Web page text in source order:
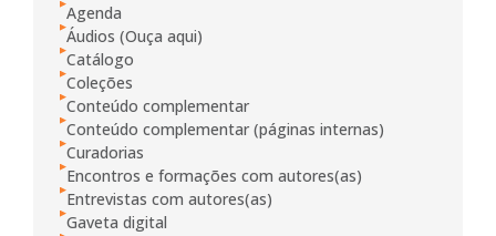
Agenda
Áudios (Ouça aqui)
Catálogo
Coleções
Conteúdo complementar
Conteúdo complementar (páginas internas)
Curadorias
Encontros e formações com autores(as)
Entrevistas com autores(as)
Gaveta digital